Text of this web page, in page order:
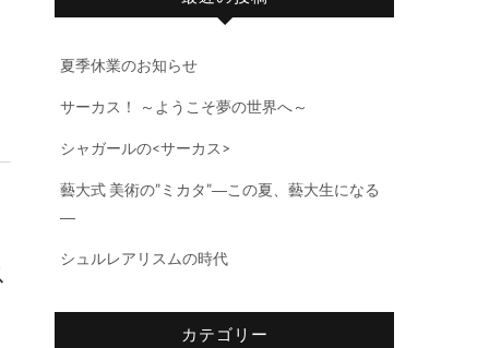
夏季休業のお知らせ
サーカス！ ～ようこそ夢の世界へ～
シャガールの<サーカス>
藝大式 美術の”ミカタ”―この夏、藝大生になる
―
シュルレアリスムの時代
カテゴリー